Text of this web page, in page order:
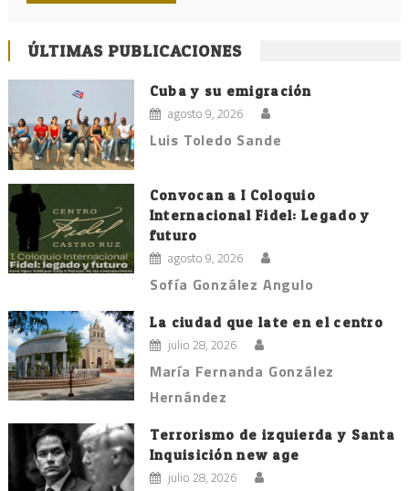
ÚLTIMAS PUBLICACIONES
Cuba y su emigración
agosto 9, 2026
Luis Toledo Sande
Convocan a I Coloquio
Internacional Fidel: Legado y
futuro
agosto 9, 2026
Sofía González Angulo
La ciudad que late en el centro
julio 28, 2026
María Fernanda González
Hernández
Terrorismo de izquierda y Santa
Inquisición new age
julio 28, 2026